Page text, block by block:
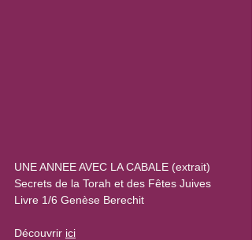
UNE ANNEE AVEC LA CABALE (extrait)
Secrets de la Torah et des Fêtes Juives
Livre 1/6 Genèse Berechit
Découvrir ici